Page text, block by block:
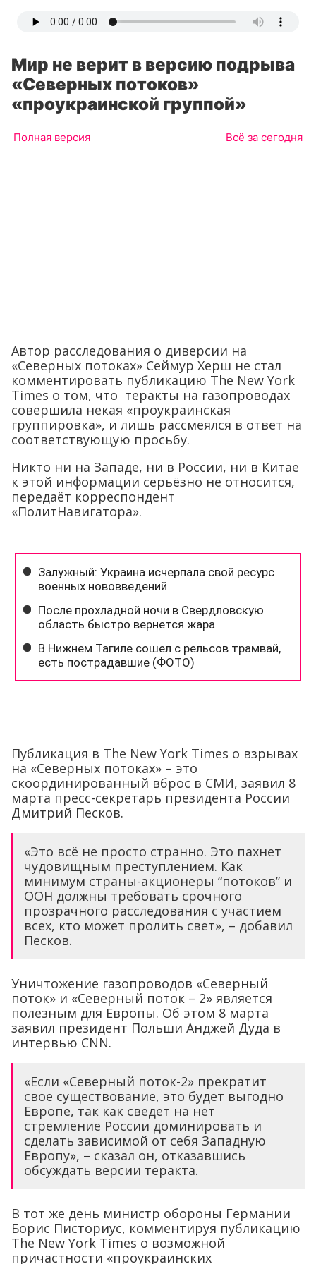
Мир не верит в версию подрыва
«Северных потоков»
«проукраинской группой»
Полная версия Всё за сегодня
Автор расследования о диверсии на
«Северных потоках» Сеймур Херш не стал
комментировать публикацию The New York
Times о том, что теракты на газопроводах
совершила некая «проукраинская
группировка», и лишь рассмеялся в ответ на
соответствующую просьбу.
Никто ни на Западе, ни в России, ни в Китае
к этой информации серьёзно не относится,
передаёт корреспондент
«ПолитНавигатора».
Публикация в The New York Times о взрывах
на «Северных потоках» – это
скоординированный вброс в СМИ, заявил 8
марта пресс-секретарь президента России
Дмитрий Песков.
«Это всё не просто странно. Это пахнет
чудовищным преступлением. Как
минимум страны-акционеры “потоков” и
ООН должны требовать срочного
прозрачного расследования с участием
всех, кто может пролить свет», – добавил
Песков.
Уничтожение газопроводов «Северный
поток» и «Северный поток – 2» является
полезным для Европы. Об этом 8 марта
заявил президент Польши Анджей Дуда в
интервью CNN.
«Если «Северный поток-2» прекратит
свое существование, это будет выгодно
Европе, так как сведет на нет
стремление России доминировать и
сделать зависимой от себя Западную
Европу», – сказал он, отказавшись
обсуждать версии теракта.
В тот же день министр обороны Германии
Борис Писториус, комментируя публикацию
The New York Times о возможной
причастности «проукраинских